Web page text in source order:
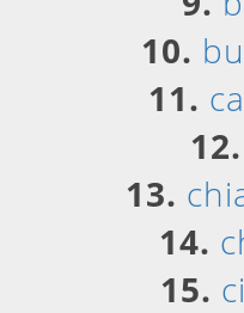
10.
11.
12.
13.
14.
15.